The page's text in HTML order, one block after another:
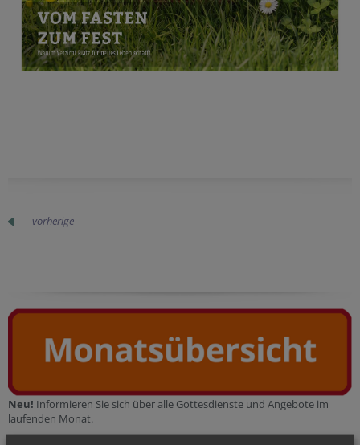
vorherige
Neu! Informieren Sie sich über alle Gottesdienste und Angebote im
laufenden Monat.